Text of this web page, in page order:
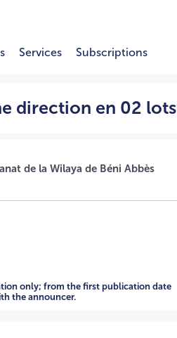
Services Subscriptions
direction en 02 lots
de la Wilaya de Béni Abbès
only; from the first publication date
the announcer.